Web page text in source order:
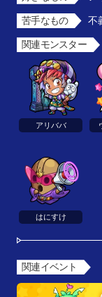
苦手なもの 不
関連モンスター
アリババ
はにすけ
関連イベント